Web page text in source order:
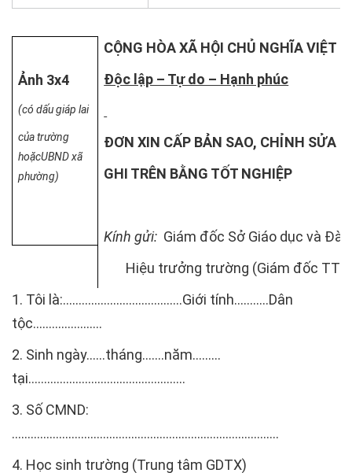
Ảnh 3x4
(có dấu giáp lai
của trường
hoặcUBND xã
phường)
CỘNG HÒA XÃ HỘI CHỦ NGHĨA VIỆT
Độc lập – Tự do – Hạnh phúc
ĐƠN XIN CẤP BẢN SAO, CHỈNH SỬA
GHI TRÊN BẰNG TỐT NGHIỆP
Kính gửi: Giám đốc Sở Giáo dục và
Hiệu trưởng trường (Giám đốc
1. Tôi là:………………………………..Giới tính………..Dân
tộc…………..........
2. Sinh ngày……tháng…….năm………
tại……………………………….........…..
3. Số CMND:
……………………………………………………………….........….
4. Học sinh trường (Trung tâm GDTX)